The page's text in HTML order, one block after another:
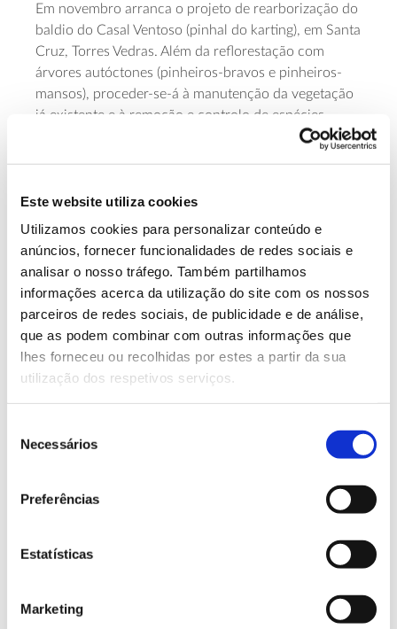
Este website utiliza cookies
Utilizamos cookies para personalizar conteúdo e
anúncios, fornecer funcionalidades de redes sociais e
analisar o nosso tráfego. Também partilhamos
informações acerca da utilização do site com os nossos
parceiros de redes sociais, de publicidade e de análise,
que as podem combinar com outras informações que
lhes forneceu ou recolhidas por estes a partir da sua
utilização dos respetivos serviços.
Necessários
Preferências
Estatísticas
Marketing
Em novembro arranca o projeto de rearborização do
baldio do Casal Ventoso (pinhal do karting), em Santa
Cruz, Torres Vedras. Além da reflorestação com
árvores autóctones (pinheiros-bravos e pinheiros-
mansos), proceder-se-á à manutenção da vegetação
já existente e à remoção e controlo de espécies
plantação destas árvores. Junte-se a esta iniciativa, a
decorrer entre as 9h30 e as 13h00. Mais
informações pelos telefones 261 320 769 e 261 320
731ou pelo e-mail
gtf@cm-tvedras.pt.
Saiba mais sobre esta ação de
voluntariado.
13.07.2026
Genoma do priolo e de outras espécies em risco:
conhecer para conservar
02.07.2026
cidadãos chamados a ajudar